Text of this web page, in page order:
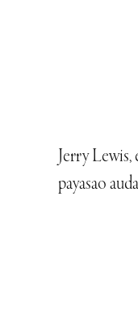
Jerry Lewis,
payasao